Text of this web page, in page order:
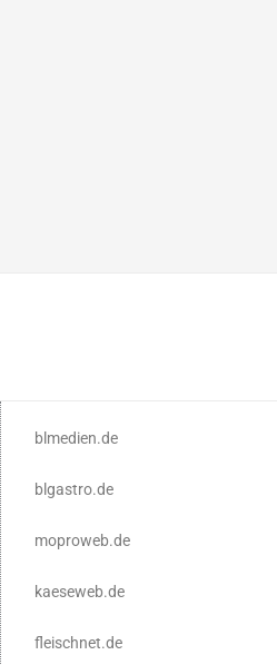
blmedien.de
blgastro.de
moproweb.de
kaeseweb.de
fleischnet.de